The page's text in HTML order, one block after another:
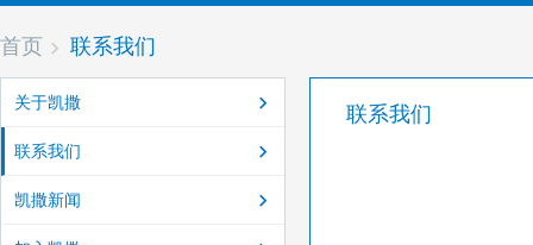
首页 联系我们
关于凯撒
联系我们
凯撒新闻
联系我们